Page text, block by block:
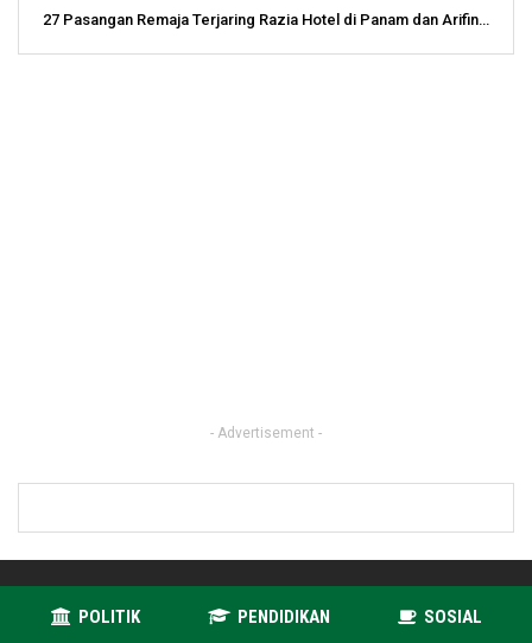
27 Pasangan Remaja Terjaring Razia Hotel di Panam dan Arifin…
- Advertisement -
POLITIK PENDIDIKAN SOSIAL